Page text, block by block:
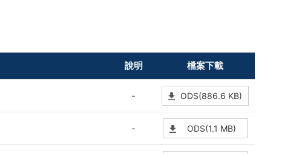
說明 檔案下載
- ODS(886.6 KB)
- ODS(1.1 MB)